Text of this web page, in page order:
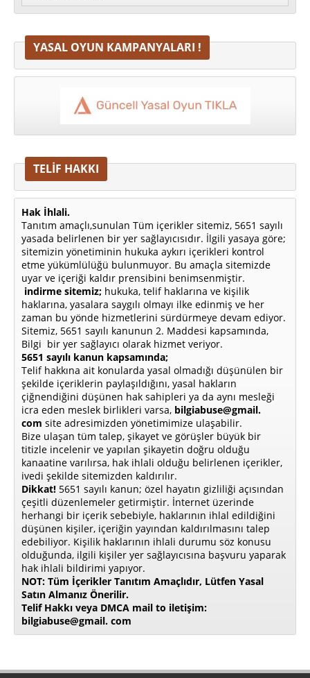
YASAL OYUN KAMPANYALARI !
TELİF HAKKI
Hak İhlali.
Tanıtım amaçlı,sunulan Tüm içerikler sitemiz, 5651 sayılı
yasada belirlenen bir yer sağlayıcısıdır. İlgili yasaya göre;
sitemizin yönetiminin hukuka aykırı içerikleri kontrol
etme yükümlülüğü bulunmuyor. Bu amaçla sitemizde
uyar ve içeriği kaldır prensibini benimsenmiştir.
indirme sitemiz; hukuka, telif haklarına ve kişilik
haklarına, yasalara saygılı olmayı ilke edinmiş ve her
zaman bu yönde hizmetlerini sürdürmeye devam ediyor.
Sitemiz, 5651 sayılı kanunun 2. Maddesi kapsamında,
Bilgi bir yer sağlayıcı olarak hizmet veriyor.
5651 sayılı kanun kapsamında;
Telif hakkına ait konularda yasal olmadığı düşünülen bir
şekilde içeriklerin paylaşıldığını, yasal hakların
çiğnendiğini düşünen hak sahipleri ya da aynı mesleği
icra eden meslek birlikleri varsa, bilgiabuse@gmail.
com site adresimizden yönetimimize ulaşabilir.
Bize ulaşan tüm talep, şikayet ve görüşler büyük bir
titizle incelenir ve yapılan şikayetin doğru olduğu
kanaatine varılırsa, hak ihlali olduğu belirlenen içerikler,
ivedi şekilde sitemizden kaldırılır.
Dikkat! 5651 sayılı kanun; özel hayatın gizliliği açısından
çeşitli düzenlemeler getirmiştir. İnternet üzerinde
herhangi bir içerik sebebiyle, haklarının ihlal edildiğini
düşünen kişiler, içeriğin yayından kaldırılmasını talep
edebiliyor. Kişilik haklarının ihlali durumu söz konusu
olduğunda, ilgili kişiler yer sağlayıcısına başvuru yaparak
hak ihlali bildirimi yapıyor.
NOT: Tüm İçerikler Tanıtım Amaçlıdır, Lütfen Yasal
Satın Almanız Önerilir.
Telif Hakkı veya DMCA mail to iletişim:
bilgiabuse@gmail. com